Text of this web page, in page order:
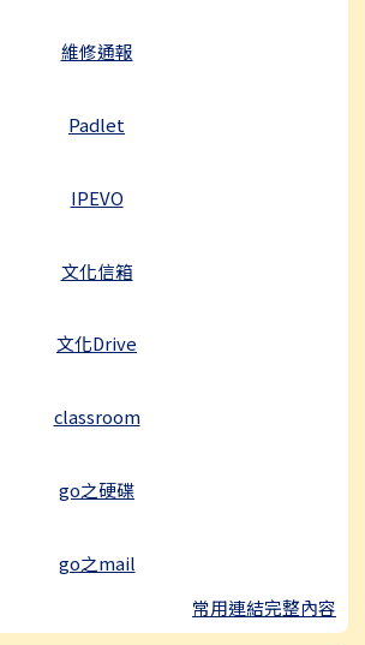
維修通報
Padlet
IPEVO
文化信箱
文化Drive
classroom
go之硬碟
go之mail
常用連結完整內容